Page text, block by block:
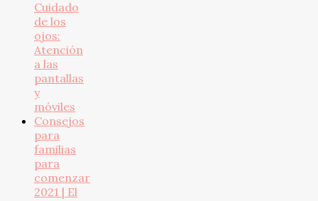
Cuidado
de los
ojos:
Atención
a las
pantallas
y
móviles
Consejos
para
familias
para
comenzar
2021 | El